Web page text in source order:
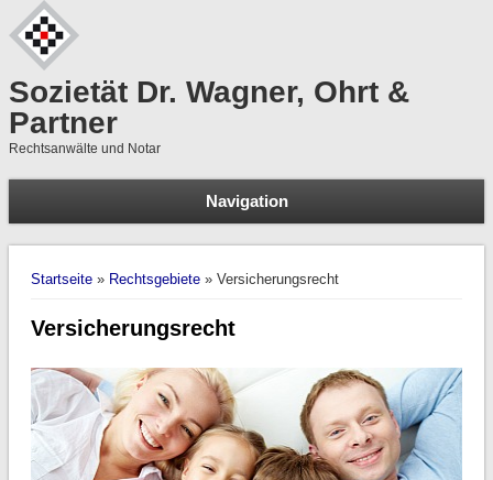
Sozietät Dr. Wagner, Ohrt &
Partner
Rechtsanwälte und Notar
Navigation
Sie sind hier
Startseite» Rechtsgebiete» Versicherungsrecht
Versicherungsrecht
Suchformular